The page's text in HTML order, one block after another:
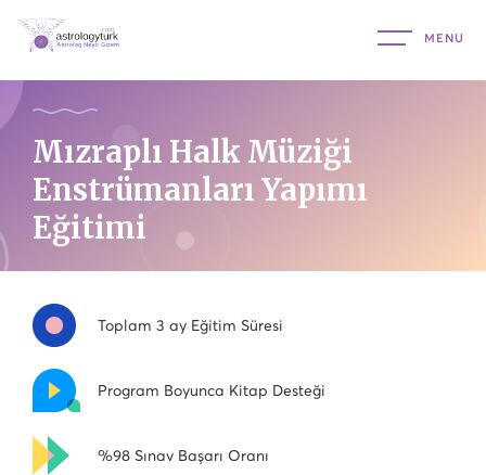
Mızraplı Halk Müziği
Enstrümanları Yapımı
Eğitimi
Toplam 3 ay Eğitim Süresi
Program Boyunca Kitap Desteği
%98 Sınav Başarı Oranı